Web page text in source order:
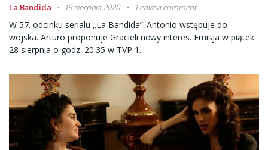
La Bandida 19 sierpnia 2020 Leave a comment
W 57. odcinku serialu „La Bandida”: Antonio wstępuje do
wojska. Arturo proponuje Gracieli nowy interes. Emisja w piątek
28 sierpnia o godz. 20.35 w TVP 1.